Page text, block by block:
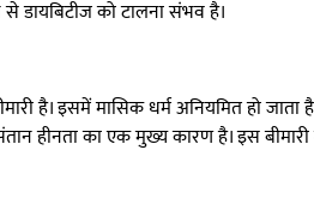
डायबिटीज को टालना संभव है।
है। इसमें मासिक धर्म अनियमित हो
हीनता का एक मुख्य कारण है। इस बीमारी